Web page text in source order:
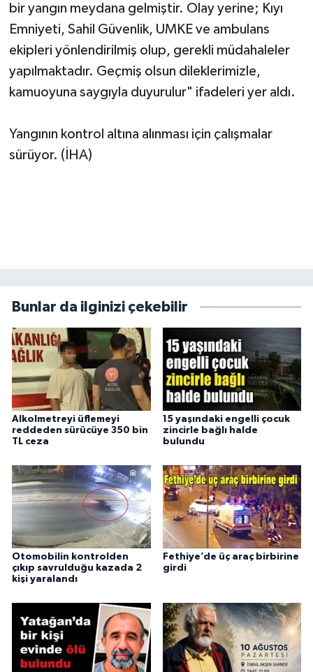
bir yangın meydana gelmiştir. Olay yerine; Kıyı
Emniyeti, Sahil Güvenlik, UMKE ve ambulans
ekipleri yönlendirilmiş olup, gerekli müdahaleler
yapılmaktadır. Geçmiş olsun dileklerimizle,
kamuoyuna saygıyla duyurulur" ifadeleri yer aldı.
Yangının kontrol altına alınması için çalışmalar
sürüyor. (İHA)
Bunlar da ilginizi çekebilir
Alkolmetreyi üflemeyi
reddeden sürücüye 350 bin
TL ceza
15 yaşındaki engelli çocuk
zincirle bağlı halde
bulundu
Otomobilin kontrolden
çıkıp savrulduğu kazada 2
kişi yaralandı
Fethiye’de üç araç birbirine
girdi